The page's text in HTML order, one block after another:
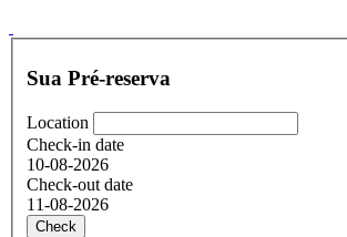
Sua Pré-reserva
Location
Check-in date
10-08-2026
Check-out date
11-08-2026
Check